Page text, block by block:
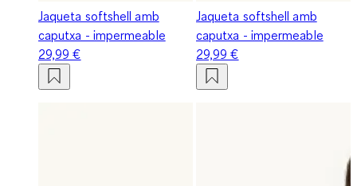
Jaqueta softshell amb
caputxa - impermeable
29,99 €
Jaqueta softshell amb
caputxa - impermeable
29,99 €